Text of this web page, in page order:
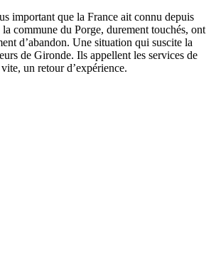
important que la France ait connu depuis
commune du Porge, durement touchés, ont
d’abandon. Une situation qui suscite la
de Gironde. Ils appellent les services de
un retour d’expérience.